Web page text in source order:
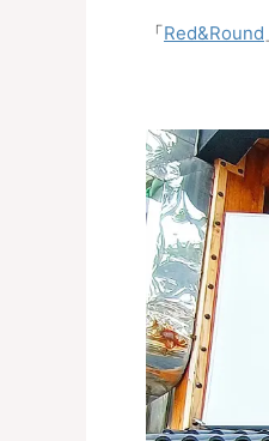
「Red&Round